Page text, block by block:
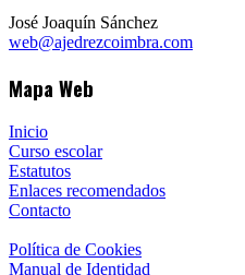
José Joaquín Sánchez
web@ajedrezcoimbra.com
Mapa Web
Inicio
Curso escolar
Estatutos
Enlaces recomendados
Contacto
Política de Cookies
Manual de Identidad